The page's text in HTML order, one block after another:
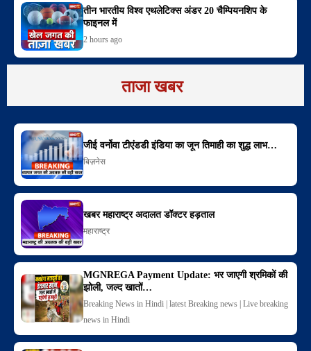
तीन भारतीय विश्व एथलेटिक्स अंडर 20 चैम्पियनशिप के
फाइनल में
2 hours ago
ताजा खबर
जीई वर्नोवा टीएंडडी इंडिया का जून तिमाही का शुद्ध लाभ…
बिज़नेस
खबर महाराष्ट्र अदालत डॉक्टर हड़ताल
महाराष्ट्र
MGNREGA Payment Update: भर जाएगी श्रमिकों की
झोली, जल्द खातों…
Breaking News in Hindi | latest Breaking news | Live breaking
news in Hindi